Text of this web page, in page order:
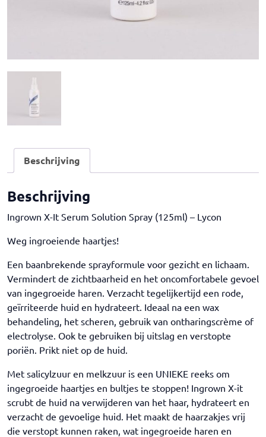
Beschrijving
Beschrijving
Ingrown X-It Serum Solution Spray (125ml) – Lycon
Weg ingroeiende haartjes!
Een baanbrekende sprayformule voor gezicht en lichaam.
Vermindert de zichtbaarheid en het oncomfortabele gevoel
van ingegroeide haren. Verzacht tegelijkertijd een rode,
geïrriteerde huid en hydrateert. Ideaal na een wax
behandeling, het scheren, gebruik van ontharingscrème of
electrolyse. Ook te gebruiken bij uitslag en verstopte
poriën. Prikt niet op de huid.
Met salicylzuur en melkzuur is een UNIEKE reeks om
ingegroeide haartjes en bultjes te stoppen! Ingrown X-it
scrubt de huid na verwijderen van het haar, hydrateert en
verzacht de gevoelige huid. Het maakt de haarzakjes vrij
die verstopt kunnen raken, wat ingegroeide haren en